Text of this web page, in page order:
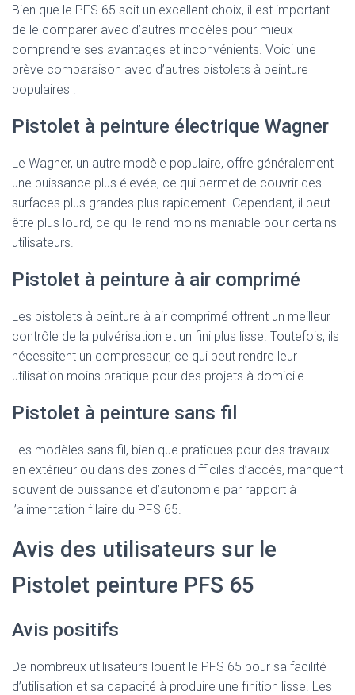
Bien que le PFS 65 soit un excellent choix, il est important
de le comparer avec d’autres modèles pour mieux
comprendre ses avantages et inconvénients. Voici une
brève comparaison avec d’autres pistolets à peinture
populaires :
Pistolet à peinture électrique Wagner
Le Wagner, un autre modèle populaire, offre généralement
une puissance plus élevée, ce qui permet de couvrir des
surfaces plus grandes plus rapidement. Cependant, il peut
être plus lourd, ce qui le rend moins maniable pour certains
utilisateurs.
Pistolet à peinture à air comprimé
Les pistolets à peinture à air comprimé offrent un meilleur
contrôle de la pulvérisation et un fini plus lisse. Toutefois, ils
nécessitent un compresseur, ce qui peut rendre leur
utilisation moins pratique pour des projets à domicile.
Pistolet à peinture sans fil
Les modèles sans fil, bien que pratiques pour des travaux
en extérieur ou dans des zones difficiles d’accès, manquent
souvent de puissance et d’autonomie par rapport à
l’alimentation filaire du PFS 65.
Avis des utilisateurs sur le
Pistolet peinture PFS 65
Avis positifs
De nombreux utilisateurs louent le PFS 65 pour sa facilité
d’utilisation et sa capacité à produire une finition lisse. Les